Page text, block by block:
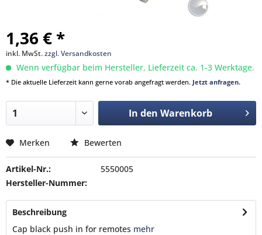
1,36 € *
inkl. MwSt.zzgl. Versandkosten
Wenn verfügbar beim Hersteller, Lieferzeit ca. 1-3 Werktage.
* Die aktuelle Lieferzeit kann gerne vorab angefragt werden. Jetzt anfragen.
In den Warenkorb
Merken Bewerten
Artikel-Nr.:
5550005
Hersteller-Nummer:
Beschreibung
Cap black push in for remotes mehr